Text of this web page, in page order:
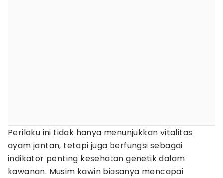
Perilaku ini tidak hanya menunjukkan vitalitas
ayam jantan, tetapi juga berfungsi sebagai
indikator penting kesehatan genetik dalam
kawanan. Musim kawin biasanya mencapai